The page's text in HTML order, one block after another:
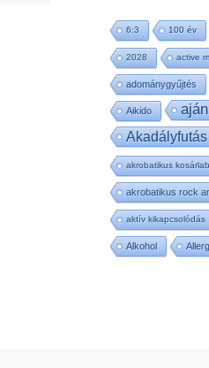
6:3 100 év
2028 active
adománygyűjtés
Aikido
Akadályfutás
akrobatikus
akrobatikus rock
aktív kikapcsolódás
Alkohol